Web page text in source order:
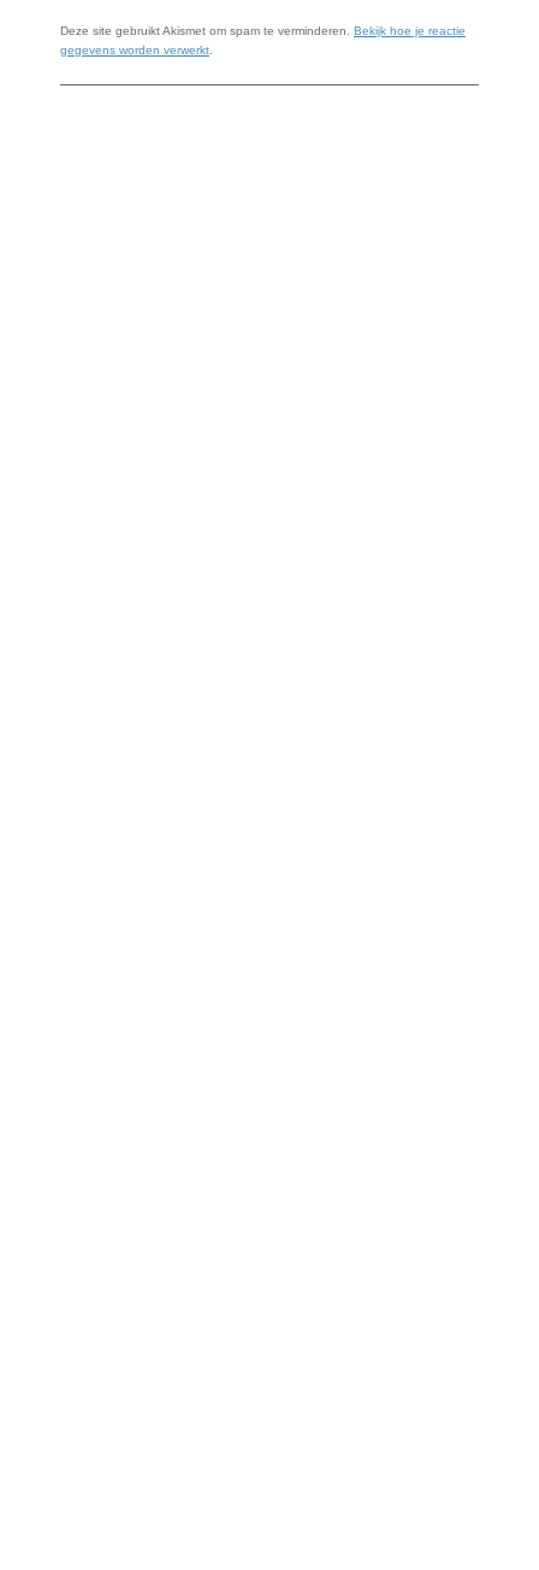
Deze site gebruikt Akismet om spam te verminderen. Bekijk hoe je reactie
gegevens worden verwerkt